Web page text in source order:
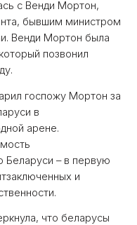
с Венди Мортон,
бывшим министром
Венди Мортон была
позвонил
госпожу Мортон за
в
арене.
Беларуси – в первую
и
что беларусы